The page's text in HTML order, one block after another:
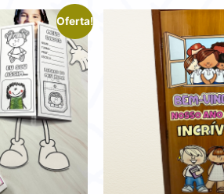
Oferta!